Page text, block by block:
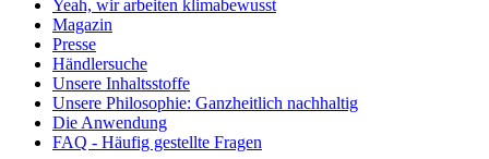
Yeah, wir arbeiten klimabewusst
Magazin
Presse
Händlersuche
Unsere Inhaltsstoffe
Unsere Philosophie: Ganzheitlich nachhaltig
Die Anwendung
FAQ - Häufig gestellte Fragen